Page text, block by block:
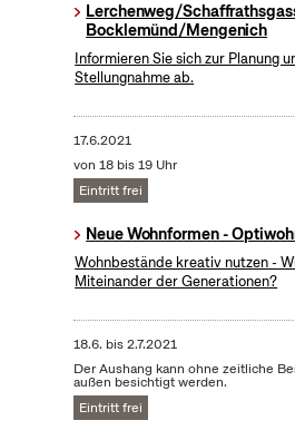
Lerchenweg/
Bocklemünd/Mengenich
Informieren Sie sich zur Planung
Stellungnahme ab.
17.6.2021
von 18 bis 19 Uhr
Eintritt frei
Neue Wohnformen -
Wohnbestände kreativ nutzen -
Miteinander der Generationen?
18.6. bis2.7.2021
Der Aushang kann ohne zeitliche
außen besichtigt werden.
Eintritt frei